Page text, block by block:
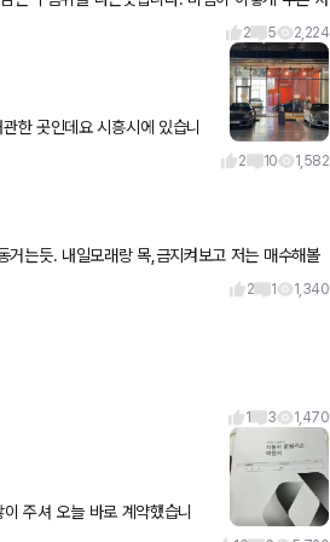
2 5 2,224
2 10 1,582
거는듯. 내일모래랑 목,금지켜보고 저는 매수해볼
2 1 1,340
1 3 1,470
주셔 오늘 바로 계약했습니